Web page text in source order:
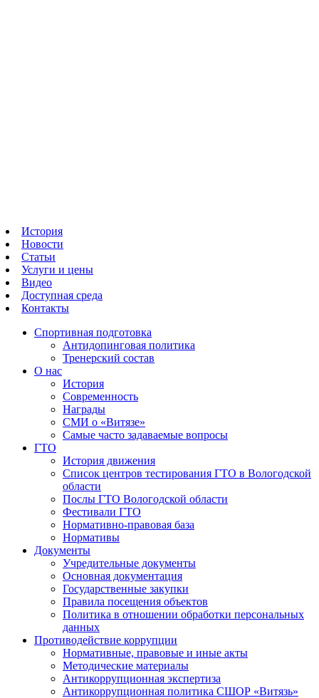
История
Новости
Статьи
Услуги и цены
Видео
Доступная среда
Контакты
Спортивная подготовка
Антидопинговая политика
Тренерский состав
О нас
История
Современность
Награды
СМИ о «Витязе»
Самые часто задаваемые вопросы
ГТО
История движения
Список центров тестирования ГТО в Вологодской
области
Послы ГТО Вологодской области
Фестивали ГТО
Нормативно-правовая база
Нормативы
Документы
Учредительные документы
Основная документация
Государственные закупки
Правила посещения объектов
Политика в отношении обработки персональных
данных
Противодействие коррупции
Нормативные, правовые и иные акты
Методические материалы
Антикоррупционная экспертиза
Антикоррупционная политика СШОР «Витязь»